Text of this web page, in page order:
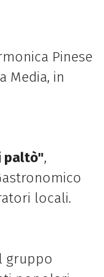
Pinese
Media, in
paltò",
locali.
gruppo